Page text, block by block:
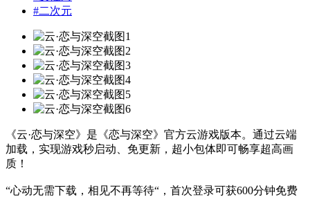
#二次元
《云·恋与深空》是《恋与深空》官方云游戏版本。通过云端
加载，实现游戏秒启动、免更新，超小包体即可畅享超高画
质！
“心动无需下载，相见不再等待“，首次登录可获600分钟免费